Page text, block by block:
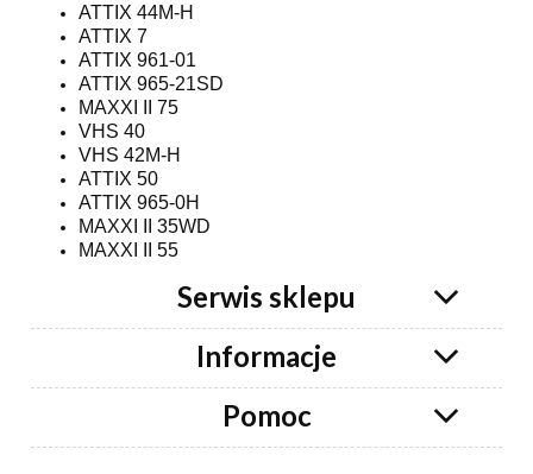
ATTIX 44M-H
ATTIX 7
ATTIX 961-01
ATTIX 965-21SD
MAXXI II 75
VHS 40
VHS 42M-H
ATTIX 50
ATTIX 965-0H
MAXXI II 35WD
MAXXI II 55
Serwis sklepu
Informacje
Pomoc